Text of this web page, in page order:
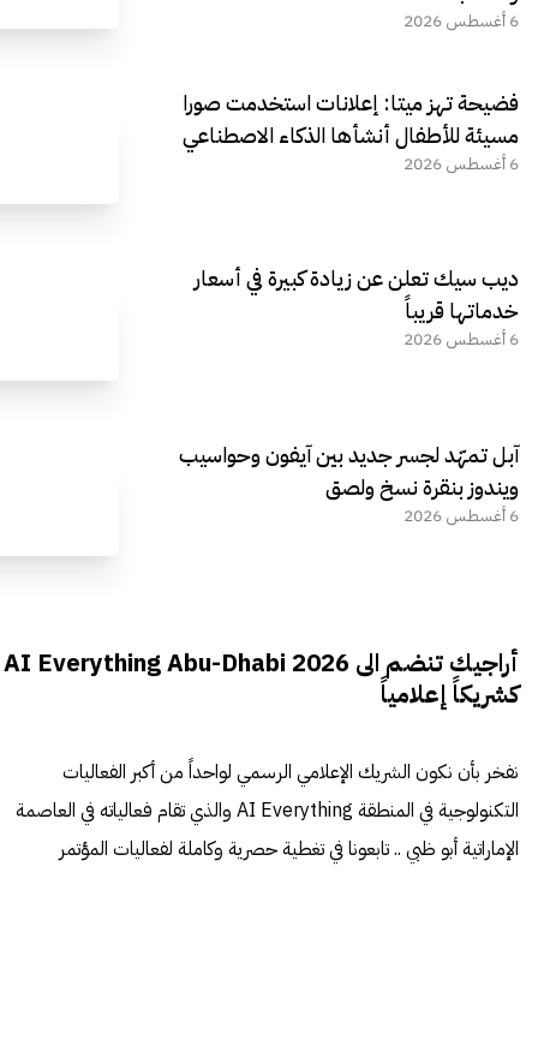
6 أغسطس 2026
فضيحة تهز ميتا: إعلانات استخدمت صورا
مسيئة للأطفال أنشأها الذكاء الاصطناعي
6 أغسطس 2026
ديب سيك تعلن عن زيادة كبيرة في أسعار
خدماتها قريباً
6 أغسطس 2026
آبل تمهّد لجسر جديد بين آيفون وحواسيب
ويندوز بنقرة نسخ ولصق
6 أغسطس 2026
أراجيك تنضم الى AI Everything Abu-Dhabi 2026
كشريكاً إعلامياً
نفخر بأن نكون الشريك الإعلامي الرسمي لواحداً من أكبر الفعاليات
التكنولوجية في المنطقة AI Everything والذي تقام فعالياته في العاصمة
الإماراتية أبو ظبي .. تابعونا في تغطية حصرية وكاملة لفعاليات المؤتمر